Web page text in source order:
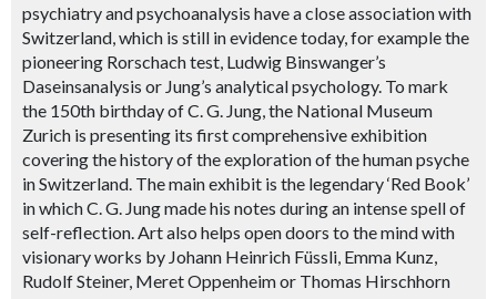
psychiatry and psychoanalysis have a close association with
Switzerland, which is still in evidence today, for example the
pioneering Rorschach test, Ludwig Binswanger’s
Daseinsanalysis or Jung’s analytical psychology. To mark
the 150th birthday of C. G. Jung, the National Museum
Zurich is presenting its first comprehensive exhibition
covering the history of the exploration of the human psyche
in Switzerland. The main exhibit is the legendary ‘Red Book’
in which C. G. Jung made his notes during an intense spell of
self-reflection. Art also helps open doors to the mind with
visionary works by Johann Heinrich Füssli, Emma Kunz,
Rudolf Steiner, Meret Oppenheim or Thomas Hirschhorn